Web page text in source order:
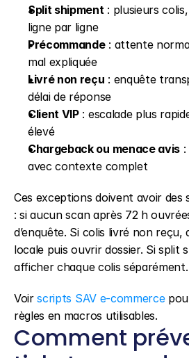
Split shipment : plusieurs
ligne par ligne
Précommande : attente
mal expliquée
Livré non reçu : enquête
délai de réponse
Client VIP : escalade plus
élevé
Chargeback ou menace avis
avec contexte complet
Ces exceptions doivent avoir des
: si aucun scan après 72 h
d’enquête. Si colis livré non
locale puis ouvrir dossier. Si split
afficher chaque colis séparément.
Voir scripts SAV e-commerce
règles en macros utilisables.
Comment